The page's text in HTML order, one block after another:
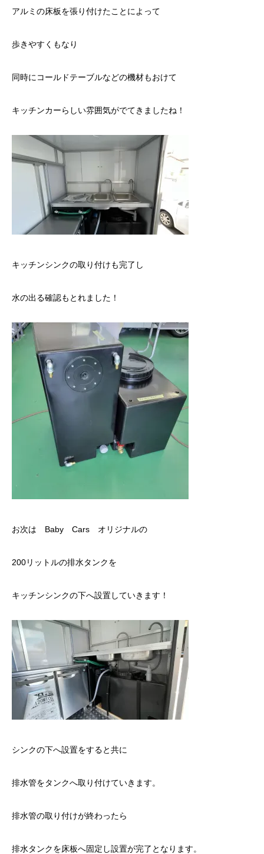
アルミの床板を張り付けたことによって
歩きやすくもなり
同時にコールドテーブルなどの機材もおけて
キッチンカーらしい雰囲気がでてきましたね！
キッチンシンクの取り付けも完了し
水の出る確認もとれました！
お次は Baby Cars オリジナルの
200リットルの排水タンクを
キッチンシンクの下へ設置していきます！
シンクの下へ設置をすると共に
排水管をタンクへ取り付けていきます。
排水管の取り付けが終わったら
排水タンクを床板へ固定し設置が完了となります。